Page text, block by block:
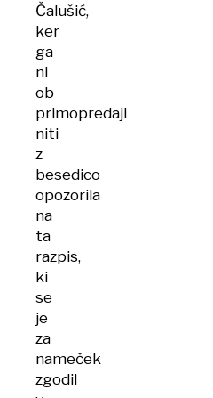
Čalušić,
ker
ga
ni
ob
primopredaji
niti
z
besedico
opozorila
na
ta
razpis,
ki
se
je
za
nameček
zgodil